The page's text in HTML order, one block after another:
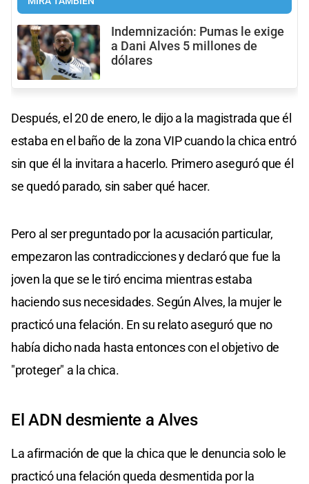
Indemnización: Pumas le exige
a Dani Alves 5 millones de
dólares
Después, el 20 de enero, le dijo a la magistrada que él
estaba en el baño de la zona VIP cuando la chica entró
sin que él la invitara a hacerlo. Primero aseguró que él
se quedó parado, sin saber qué hacer.
Pero al ser preguntado por la acusación particular,
empezaron las contradicciones y declaró que fue la
joven la que se le tiró encima mientras estaba
haciendo sus necesidades. Según Alves, la mujer le
practicó una felación. En su relato aseguró que no
había dicho nada hasta entonces con el objetivo de
"proteger" a la chica.
El ADN desmiente a Alves
La afirmación de que la chica que le denuncia solo le
practicó una felación queda desmentida por la